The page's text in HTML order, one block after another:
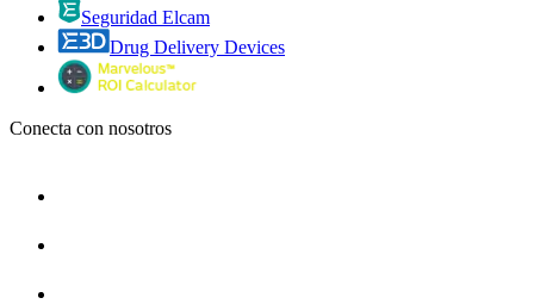
Seguridad Elcam
Drug Delivery Devices
Conecta con nosotros